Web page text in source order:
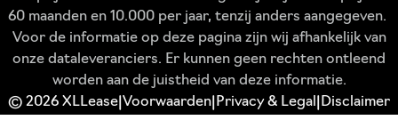
60 maanden en 10.000 per jaar, tenzij anders aangegeven.
Voor de informatie op deze pagina zijn wij afhankelijk van
onze dataleveranciers. Er kunnen geen rechten ontleend
worden aan de juistheid van deze informatie.
© 2026 XLLease Voorwaarden Privacy & Legal Disclaimer